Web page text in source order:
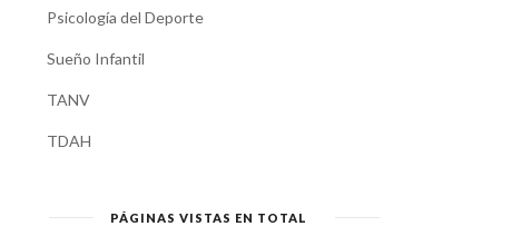
Psicología del Deporte
Sueño Infantil
TANV
TDAH
PÁGINAS VISTAS EN TOTAL